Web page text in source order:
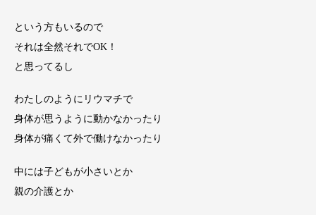
という方もいるので
それは全然それでOK！
と思ってるし
わたしのようにリウマチで
身体が思うように動かなかったり
身体が痛くて外で働けなかったり
中には子どもが小さいとか
親の介護とか